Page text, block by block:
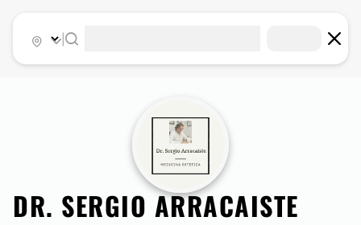
DR. SERGIO ARRACAISTE